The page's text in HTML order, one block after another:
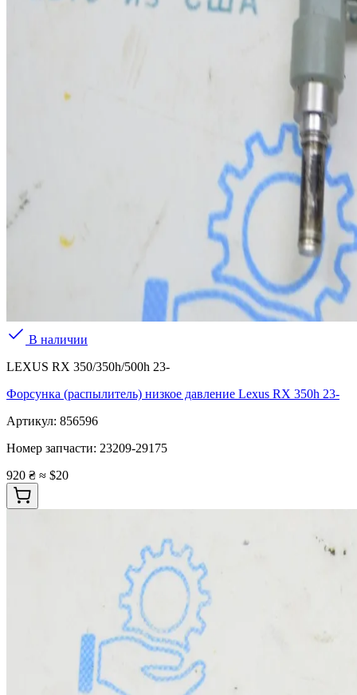
В наличии
LEXUS RX 350/350h/500h 23-
Форсунка (распылитель) низкое давление Lexus RX 350h 23-
Артикул: 856596
Номер запчасти: 23209-29175
920 ₴ ≈ $20